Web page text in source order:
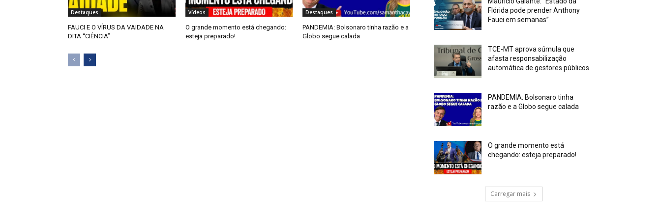
Destaques
FAUCI E O VÍRUS DA VAIDADE NA
DITA “CIÊNCIA”
Vídeos
O grande momento está chegando:
esteja preparado!
Destaques
PANDEMIA: Bolsonaro tinha razão e a
Globo segue calada
Flórida pode prender Anthony
Fauci em semanas”
TCE-MT aprova súmula que
afasta responsabilização
automática de gestores públicos
PANDEMIA: Bolsonaro tinha
razão e a Globo segue calada
O grande momento está
chegando: esteja preparado!
Carregar mais